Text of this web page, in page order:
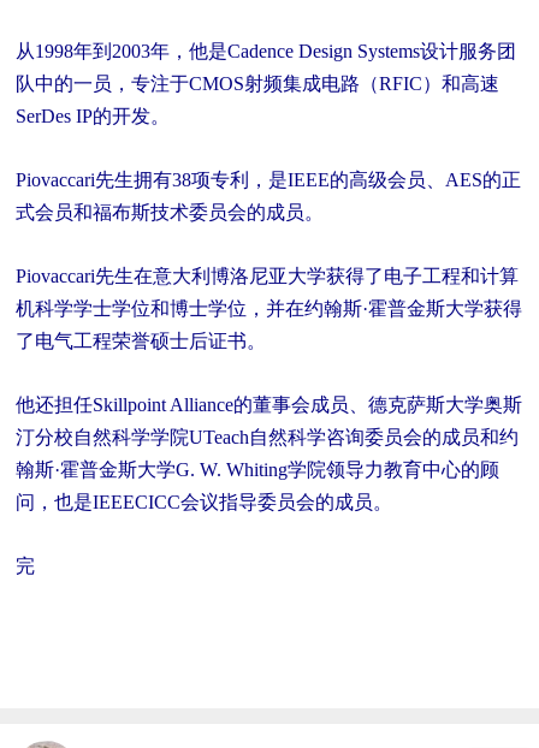
从1998年到2003年，他是Cadence Design Systems设计服务团
队中的一员，专注于CMOS射频集成电路（RFIC）和高速
SerDes IP的开发。
Piovaccari先生拥有38项专利，是IEEE的高级会员、AES的正
式会员和福布斯技术委员会的成员。
Piovaccari先生在意大利博洛尼亚大学获得了电子工程和计算
机科学学士学位和博士学位，并在约翰斯·霍普金斯大学获得
了电气工程荣誉硕士后证书。
他还担任Skillpoint Alliance的董事会成员、德克萨斯大学奥斯
汀分校自然科学学院UTeach自然科学咨询委员会的成员和约
翰斯·霍普金斯大学G. W. Whiting学院领导力教育中心的顾
问，也是IEEECICC会议指导委员会的成员。
完